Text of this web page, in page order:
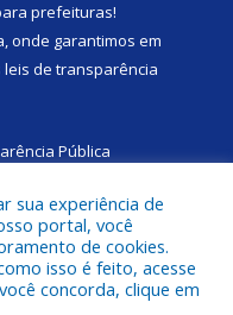
prefeituras!
onde garantimos em
leis de transparência
Pública
Municipal de Rondon do
sua experiência de
portal, você
de cookies.
isso é feito, acesse
concorda, clique em